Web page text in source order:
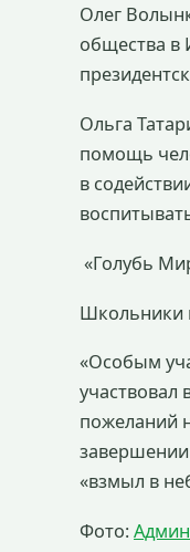
Олег
общества в
Ольга
помощь
в
«Голубь
Школьники
«Особым
участвовал
пожеланий
«взмыл в
Фото: